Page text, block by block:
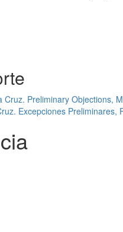
Preliminary Objections,
Excepciones